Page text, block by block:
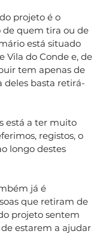
projeto é o
de quem tira ou de
está situado
Vila do Conde e, de
tem apenas de
deles basta retirá-
está a ter muito
registos, o
longo destes
já é
que retiram de
projeto sentem
estarem a ajudar